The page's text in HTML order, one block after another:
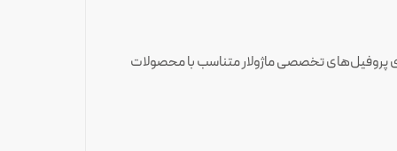
پروفیل‌های تخصصی ماژولار متناسب با محصولات